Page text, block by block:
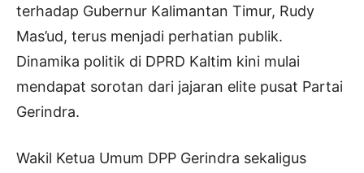
terhadap Gubernur Kalimantan Timur, Rudy
Mas’ud, terus menjadi perhatian publik.
Dinamika politik di DPRD Kaltim kini mulai
mendapat sorotan dari jajaran elite pusat Partai
Gerindra.
Wakil Ketua Umum DPP Gerindra sekaligus